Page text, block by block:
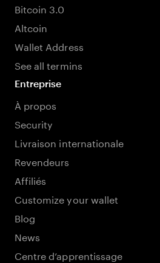
Bitcoin 3.0
Altcoin
Wallet Address
See all termins
Entreprise
À propos
Security
Livraison internationale
Revendeurs
Affiliés
Customize your wallet
Blog
News
Centre d’apprentissage